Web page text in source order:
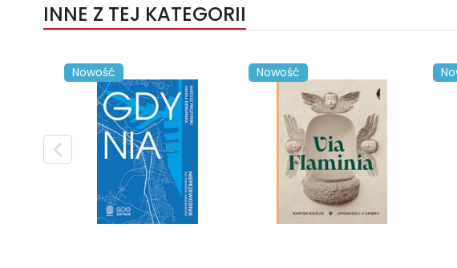
INNE Z TEJ KATEGORII
Nowość Nowość